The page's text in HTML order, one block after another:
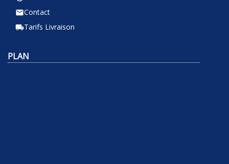
emailContact
local_shippingTarifs Livraison
PLAN